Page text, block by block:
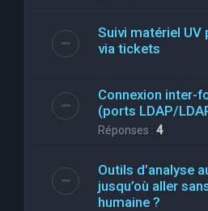
Suivi matériel UV
via tickets
Connexion inter-
(ports LDAP/
Réponses : 4
Outils d’analyse
jusqu’où aller
humaine ?